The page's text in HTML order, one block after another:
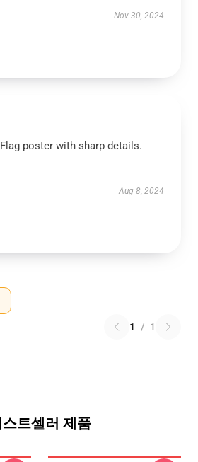
Nov 30, 2024
poster with sharp details.
Aug 8, 2024
1 / 1
스트셀러 제품